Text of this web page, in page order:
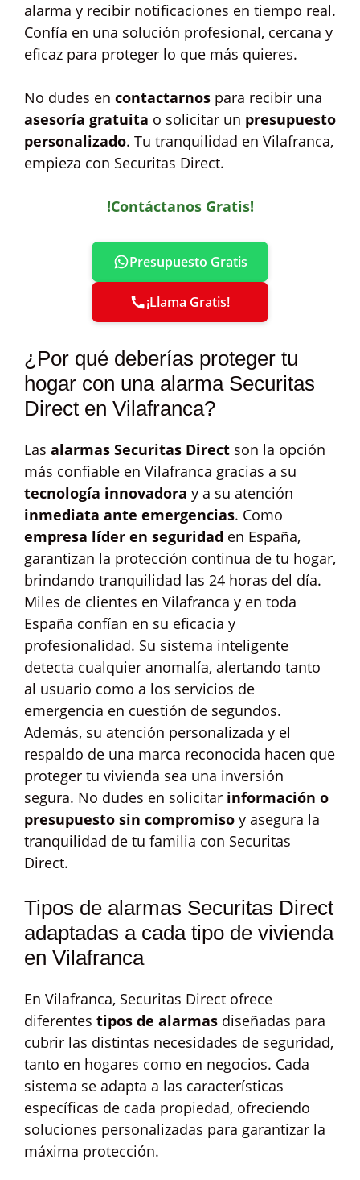
alarma y recibir notificaciones en tiempo real.
Confía en una solución profesional, cercana y
eficaz para proteger lo que más quieres.
No dudes en contactarnos para recibir una
asesoría gratuita o solicitar un presupuesto
personalizado. Tu tranquilidad en Vilafranca,
empieza con Securitas Direct.
!Contáctanos Gratis!
Presupuesto Gratis
¡Llama Gratis!
¿Por qué deberías proteger tu
hogar con una alarma Securitas
Direct en Vilafranca?
Las alarmas Securitas Direct son la opción
más confiable en Vilafranca gracias a su
tecnología innovadora y a su atención
inmediata ante emergencias. Como
empresa líder en seguridad en España,
garantizan la protección continua de tu hogar,
brindando tranquilidad las 24 horas del día.
Miles de clientes en Vilafranca y en toda
España confían en su eficacia y
profesionalidad. Su sistema inteligente
detecta cualquier anomalía, alertando tanto
al usuario como a los servicios de
emergencia en cuestión de segundos.
Además, su atención personalizada y el
respaldo de una marca reconocida hacen que
proteger tu vivienda sea una inversión
segura. No dudes en solicitar información o
presupuesto sin compromiso y asegura la
tranquilidad de tu familia con Securitas
Direct.
Tipos de alarmas Securitas Direct
adaptadas a cada tipo de vivienda
en Vilafranca
En Vilafranca, Securitas Direct ofrece
diferentes tipos de alarmas diseñadas para
cubrir las distintas necesidades de seguridad,
tanto en hogares como en negocios. Cada
sistema se adapta a las características
específicas de cada propiedad, ofreciendo
soluciones personalizadas para garantizar la
máxima protección.